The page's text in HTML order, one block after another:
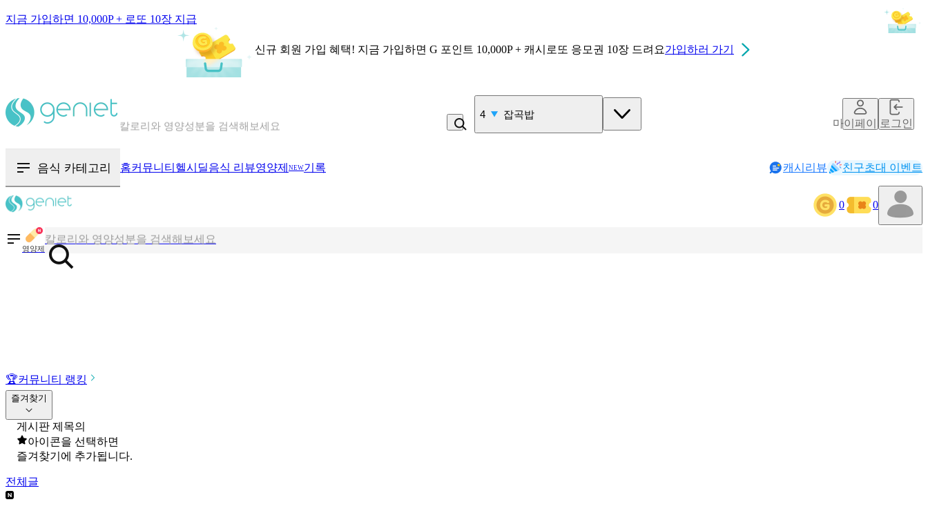
지금 가입하면 10,000P + 로또 10장 지급
신규 회원 가입 혜택! 지금 가입하면 G 포인트 10,000P + 캐시로또 응모권 10장 드려요가입하러 가기
혈당 · 다이어트 음식 검색해보세요
4 잡곡밥
마이페이지로그인
음식 카테고리 홈커뮤니티 헬시딜음식 리뷰영양제 NEW기록 캐시리뷰 친구초대 이벤트
0 0
영양제
혈당 · 다이어트 음식 검색해보세요
음식 · 영양제 리뷰를 찾아보세요
🏆커뮤니티 랭킹
즐겨찾기
게시판 제목의
아이콘을 선택하면
즐겨찾기에 추가됩니다.
전체글